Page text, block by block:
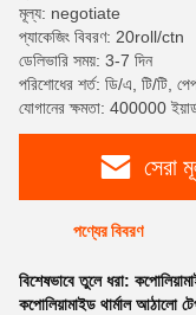
মূল্য: negotiate
প্যাকেজিং বিবরণ: 20roll/ctn
ডেলিভারি সময়: 3-7 দিন
পরিশোধের শর্ত: ডি/এ, টি/টি,
যোগানের ক্ষমতা: 400000
সেরা
পণ্যের বিবরণ
বিশেষভাবে তুলে ধরা:
কপোলিয়ামাইড থার্মাল আঠালো